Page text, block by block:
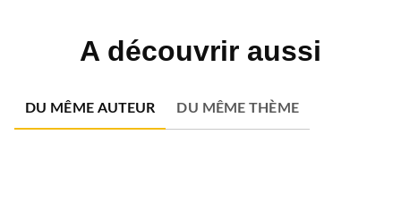
A découvrir aussi
DU MÊME AUTEUR DU MÊME THÈME